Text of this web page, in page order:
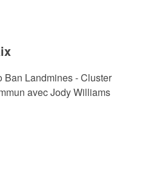
Ban Landmines - Cluster
avec Jody Williams